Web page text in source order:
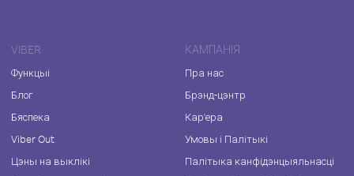
VIBER
Функцыі
Блог
Бяспека
Viber Out
Цэны на выклікі
КАМПАНІЯ
Пра нас
Брэнд-цэнтр
Кар'ера
Умовы і Палітыкі
Палітыка канфідэнцыяльнасці